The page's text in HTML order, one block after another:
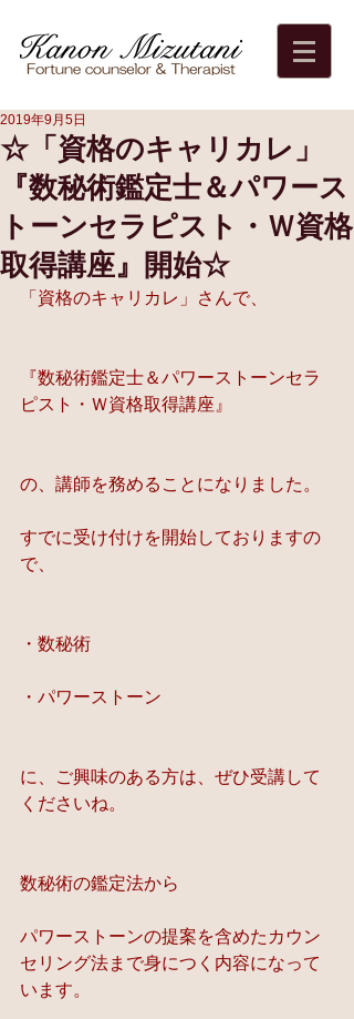
☆「資格のキャリカレ」
『数秘術鑑定士＆パワース
トーンセラピスト・Ｗ資格
取得講座』開始☆
2019年9月5日
「資格のキャリカレ」さんで、
『数秘術鑑定士＆パワーストーンセラ
ピスト・Ｗ資格取得講座』
の、講師を務めることになりました。
すでに受け付けを開始しておりますの
で、
・数秘術
・パワーストーン
に、ご興味のある方は、ぜひ受講して
くださいね。
数秘術の鑑定法から
パワーストーンの提案を含めたカウン
セリング法まで身につく内容になって
います。